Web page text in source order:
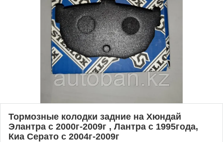
Тормозные колодки задние на Хюндай
Элантра с 2000г-2009г , Лантра с 1995года,
Киа Серато с 2004г-2009г